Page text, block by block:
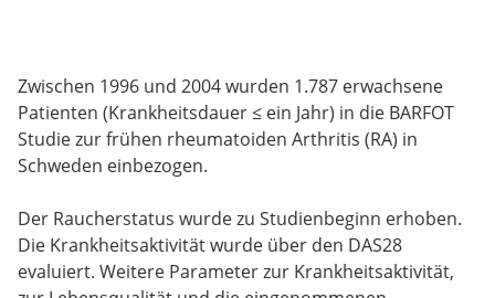
Zwischen 1996 und 2004 wurden 1.787 erwachsene
Patienten (Krankheitsdauer ≤ ein Jahr) in die BARFOT
Studie zur frühen rheumatoiden Arthritis (RA) in
Schweden einbezogen.
Der Raucherstatus wurde zu Studienbeginn erhoben.
Die Krankheitsaktivität wurde über den DAS28
evaluiert. Weitere Parameter zur Krankheitsaktivität,